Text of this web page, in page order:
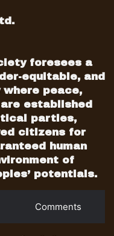
foresees a
equitable, and
peace,
established
parties,
citizens for
human
of
potentials.
Comments